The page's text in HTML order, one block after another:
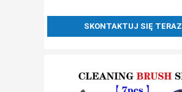
SKONTAKTUJ SIĘ TERAZ